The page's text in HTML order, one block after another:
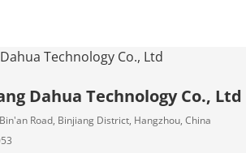
Dahua Technology Co., Ltd
Road, Binjiang District, Hangzhou, China